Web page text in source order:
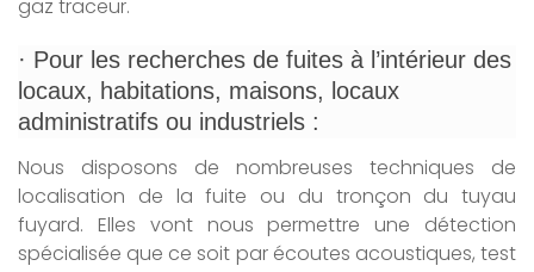
gaz traceur.
· Pour les recherches de fuites à l’intérieur des
locaux, habitations, maisons, locaux
administratifs ou industriels :
Nous disposons de nombreuses techniques de
localisation de la fuite ou du tronçon du tuyau
fuyard. Elles vont nous permettre une détection
spécialisée que ce soit par écoutes acoustiques, test